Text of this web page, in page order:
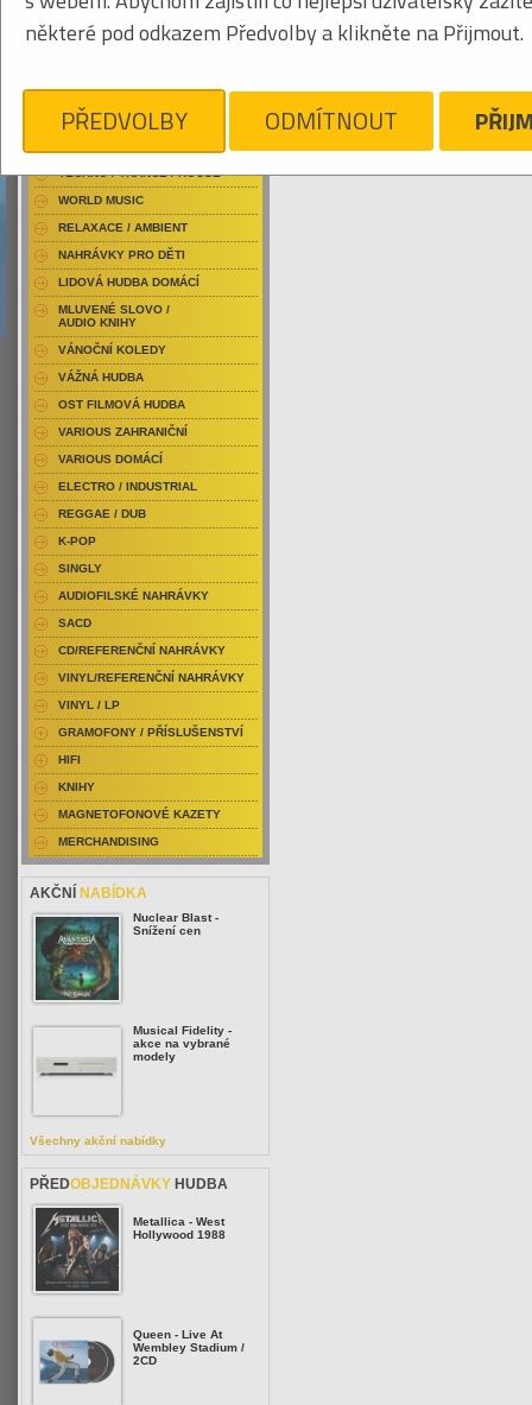
CEPHALIC CARNAGE
Je nám líto, ale pro daný žánr/kategorii
RAP / HIP HOP DOMÁCÍ
RAP / HIP HOP ZAHRANIČNÍ
DVD / HUDBA
PUNK / HARDCORE
TECHNO / TRANCE / HOUSE
WORLD MUSIC
RELAXACE / AMBIENT
NAHRÁVKY PRO DĚTI
LIDOVÁ HUDBA DOMÁCÍ
MLUVENÉ SLOVO /
AUDIO KNIHY
VÁNOČNÍ KOLEDY
VÁŽNÁ HUDBA
OST FILMOVÁ HUDBA
VARIOUS ZAHRANIČNÍ
VARIOUS DOMÁCÍ
ELECTRO / INDUSTRIAL
REGGAE / DUB
K-POP
SINGLY
AUDIOFILSKÉ NAHRÁVKY
SACD
CD/REFERENČNÍ NAHRÁVKY
VINYL/REFERENČNÍ NAHRÁVKY
VINYL / LP
GRAMOFONY / PŘÍSLUŠENSTVÍ
HIFI
KNIHY
MAGNETOFONOVÉ KAZETY
MERCHANDISING
AKČNÍ NABÍDKA
Nuclear Blast -
Snížení cen
Musical Fidelity -
akce na vybrané
modely
Všechny akční nabídky
PŘEDOBJEDNÁVKY HUDBA
Metallica - West
Hollywood 1988
Queen - Live At
Wembley Stadium /
2CD
některé pod odkazem Předvolby a klikněte na Přijmout.
PŘEDVOLBY ODMÍTNOUT